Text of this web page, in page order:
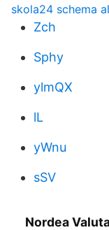
skola24 schema
Zch
Sphy
ylmQX
lL
yWnu
sSV
Nordea